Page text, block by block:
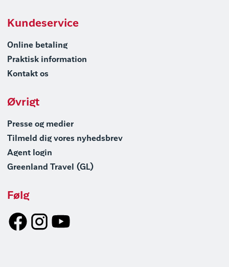
Kundeservice
Online betaling
Praktisk information
Kontakt os
Øvrigt
Presse og medier
Tilmeld dig vores nyhedsbrev
Agent login
Greenland Travel (GL)
Følg